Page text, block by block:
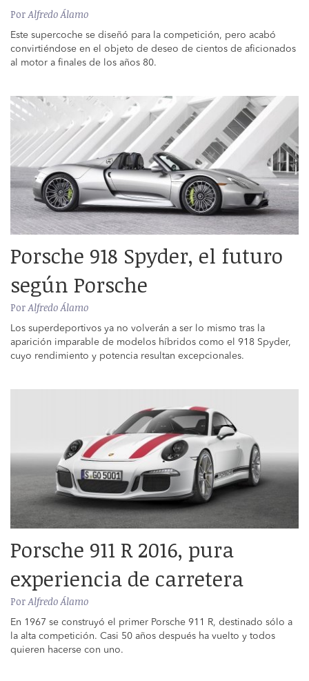
Por Alfredo Álamo
Este supercoche se diseñó para la competición, pero acabó
convirtiéndose en el objeto de deseo de cientos de aficionados
al motor a finales de los años 80.
Porsche 918 Spyder, el futuro
según Porsche
PorAlfredo Álamo
Los superdeportivos ya no volverán a ser lo mismo tras la
aparición imparable de modelos híbridos como el 918 Spyder,
cuyo rendimiento y potencia resultan excepcionales.
Porsche 911 R 2016, pura
experiencia de carretera
PorAlfredo Álamo
En 1967 se construyó el primer Porsche 911 R, destinado sólo a
la alta competición. Casi 50 años después ha vuelto y todos
quieren hacerse con uno.